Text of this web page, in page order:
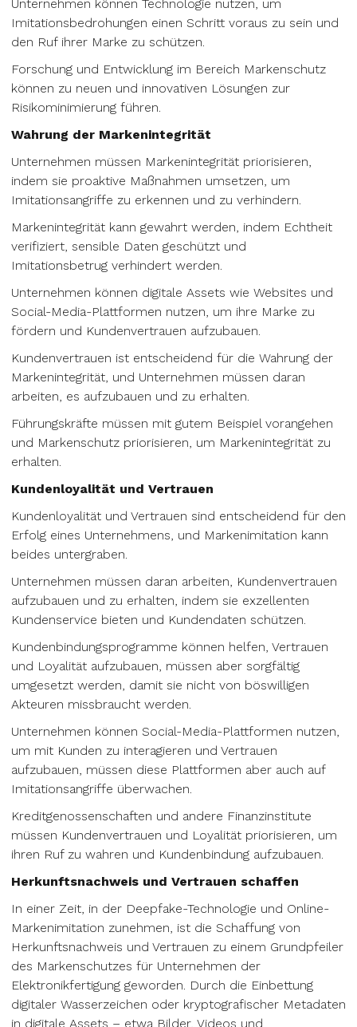
Unternehmen können Technologie nutzen, um
Imitationsbedrohungen einen Schritt voraus zu sein und
den Ruf ihrer Marke zu schützen.
Forschung und Entwicklung im Bereich Markenschutz
können zu neuen und innovativen Lösungen zur
Risikominimierung führen.
Wahrung der Markenintegrität
Unternehmen müssen Markenintegrität priorisieren,
indem sie proaktive Maßnahmen umsetzen, um
Imitationsangriffe zu erkennen und zu verhindern.
Markenintegrität kann gewahrt werden, indem Echtheit
verifiziert, sensible Daten geschützt und
Imitationsbetrug verhindert werden.
Unternehmen können digitale Assets wie Websites und
Social-Media-Plattformen nutzen, um ihre Marke zu
fördern und Kundenvertrauen aufzubauen.
Kundenvertrauen ist entscheidend für die Wahrung der
Markenintegrität, und Unternehmen müssen daran
arbeiten, es aufzubauen und zu erhalten.
Führungskräfte müssen mit gutem Beispiel vorangehen
und Markenschutz priorisieren, um Markenintegrität zu
erhalten.
Kundenloyalität und Vertrauen
Kundenloyalität und Vertrauen sind entscheidend für den
Erfolg eines Unternehmens, und Markenimitation kann
beides untergraben.
Unternehmen müssen daran arbeiten, Kundenvertrauen
aufzubauen und zu erhalten, indem sie exzellenten
Kundenservice bieten und Kundendaten schützen.
Kundenbindungsprogramme können helfen, Vertrauen
und Loyalität aufzubauen, müssen aber sorgfältig
umgesetzt werden, damit sie nicht von böswilligen
Akteuren missbraucht werden.
Unternehmen können Social-Media-Plattformen nutzen,
um mit Kunden zu interagieren und Vertrauen
aufzubauen, müssen diese Plattformen aber auch auf
Imitationsangriffe überwachen.
Kreditgenossenschaften und andere Finanzinstitute
müssen Kundenvertrauen und Loyalität priorisieren, um
ihren Ruf zu wahren und Kundenbindung aufzubauen.
Herkunftsnachweis und Vertrauen schaffen
In einer Zeit, in der Deepfake-Technologie und Online-
Markenimitation zunehmen, ist die Schaffung von
Herkunftsnachweis und Vertrauen zu einem Grundpfeiler
des Markenschutzes für Unternehmen der
Elektronikfertigung geworden. Durch die Einbettung
digitaler Wasserzeichen oder kryptografischer Metadaten
in digitale Assets – etwa Bilder, Videos und